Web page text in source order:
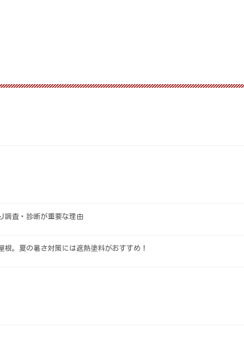
調査・診断が重要な理由
。夏の暑さ対策には遮熱塗料がおすすめ！